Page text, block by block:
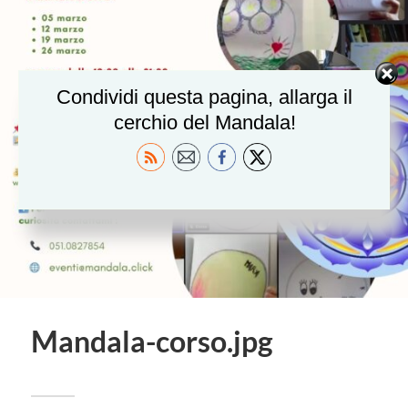
Mandala-corso.jpg
Condividi questa pagina, allarga il
cerchio del Mandala!